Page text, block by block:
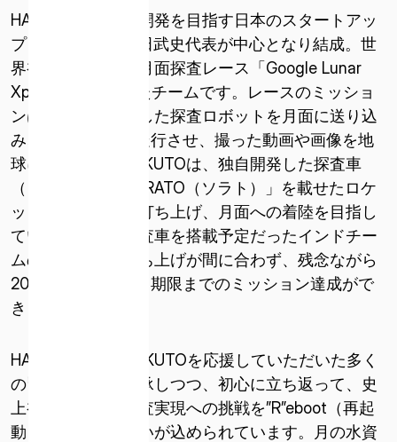
ISPACE, INC
東京都中央区日本橋本町1-9-3
日本橋本町M-SQUARE 6階
コロラド州 12876 E Adam Aircraft Circle、センテニア
コロラド州 80112、アメリカ合衆国デンバー（米国）
ルクセンブルク
HAKUTOは、月面開発を目指す日本のスタートアッ
プ「ispace」の袴田武史代表が中心となり結成。世
界初の民間による月面探査レース「Google Lunar
Xprize」に挑戦したチームです。レースのミッショ
ンは、民間で開発した探査ロボットを月面に送り込
み、500メートル走行させ、撮った動画や画像を地
球に送ること。HAKUTOは、独自開発した探査車
（ローバー）「SORATO（ソラト）」を載せたロケ
ットをインドから打ち上げ、月面への着陸を目指し
ていましたが、探査車を搭載予定だったインドチー
ムの月着陸船の打ち上げが間に合わず、残念ながら
2018年3月のレース期限までのミッション達成がで
きませんでした。
HAKUTO-Rは、HAKUTOを応援していただいた多く
の皆様の想いを継承しつつ、初心に立ち返って、史
上初の民間月面探査実現への挑戦を”R”eboot（再起
動）するという想いが込められています。月の水資